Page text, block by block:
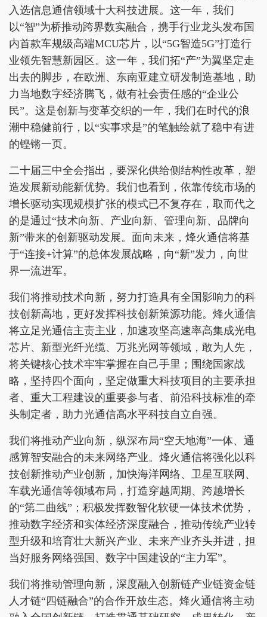
入选信息通信领域十大科技进展。这一年，我们
以“智”为桥推动跨界数实融合，携手行业龙头发布国
内首款车规级高端MCU芯片，以“5G智造5G”打造行
业领先智慧新园区。这一年，我们拓“产”为翼坚定走
出去的脚步，在欧洲、东南亚建立研发制造基地，助
力当地数字经济腾飞，做有社会责任感的“企业公
民”。这是创新与变革交织的一年，我们在时代的浪
潮中稳健前行，以“实事求是”的笔触绘就了稳中有进
的铿锵一页。
二十届三中全会指出，要深化供给侧结构性改革，塑
造发展新动能新优势。我们也看到，依靠传统市场的
增长驱动实现规模扩张的模式已不复存在，取而代之
的是通过“技术向新、产业向新、管理向新、品牌向
新”带来的创新驱动发展。面向未来，烽火通信将基
于“连接+计算”的总体发展战略，向“新”发力，向世
界一流进军。
我们将推动技术向新，努力打造具有全国影响力的科
技创新高地，更好发挥科技创新策源功能。烽火通信
将立足光通信主责主业，加速攻坚高速率高集成光电
芯片、新型光纤光缆、万兆光网等领域，敢为人先，
将关键核心技术牢牢掌握在自己手里；围绕国家战
略，坚持四个面向，坚定做重大科技项目的主要承担
者、重大工程建设的重要参与者、前沿科技标准的牵
头制定者，助力光通信高水平科技自立自强。
我们将推动产业向新，纵深布局“空天地海”一体、通
感算智安融合的未来网络产业。烽火通信将强化以科
技创新推动产业创新，加快海洋网络、卫星互联网、
车载光通信等领域布局，打造穿越周期、跨越增长
的“第二曲线”；积极发挥数智化软硬一体技术优势，
推动数字经济和实体经济深度融合，推动传统产业转
型升级和培育壮大新兴产业、未来产业齐头并进，担
当好服务网络强国、数字中国建设的“主力军”。
我们将推动管理向新，深度融入创新链产业链资金链
人才链“四链融合”的合作开放生态。烽火通信将主动